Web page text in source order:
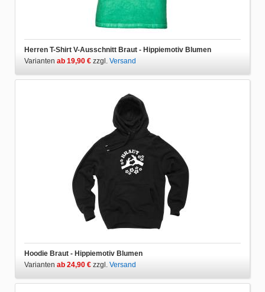
Herren T-Shirt V-Ausschnitt Braut - Hippiemotiv Blumen
Varianten ab 19,90 € zzgl. Versand
Hoodie Braut - Hippiemotiv Blumen
Varianten ab 24,90 € zzgl. Versand